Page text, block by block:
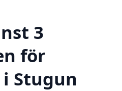
3
för
Stugun